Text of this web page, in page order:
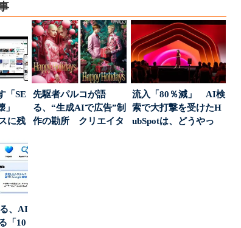
「SE
」
に残
先駆者パルコが語
る、“生成AIで広告”制
作の勘所 クリエイタ
流入「80％減」 AI検
索で大打撃を受けたH
ubSpotは、どうやっ
、AI
「10